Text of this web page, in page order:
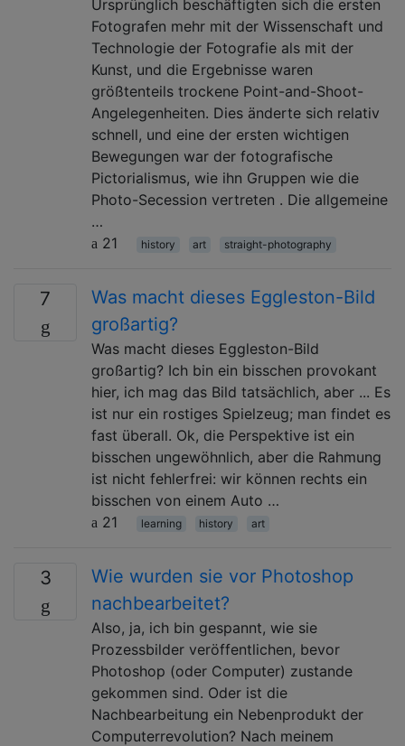
Ursprünglich beschäftigten sich die ersten
Fotografen mehr mit der Wissenschaft und
Technologie der Fotografie als mit der
Kunst, und die Ergebnisse waren
größtenteils trockene Point-and-Shoot-
Angelegenheiten. Dies änderte sich relativ
schnell, und eine der ersten wichtigen
Bewegungen war der fotografische
Pictorialismus, wie ihn Gruppen wie die
Photo-Secession vertreten . Die allgemeine
…
21
history art straight-photography
7
Was macht dieses Eggleston-Bild
großartig?
Was macht dieses Eggleston-Bild
großartig? Ich bin ein bisschen provokant
hier, ich mag das Bild tatsächlich, aber ... Es
ist nur ein rostiges Spielzeug; man findet es
fast überall. Ok, die Perspektive ist ein
bisschen ungewöhnlich, aber die Rahmung
ist nicht fehlerfrei: wir können rechts ein
bisschen von einem Auto …
21
learning history art
3
Wie wurden sie vor Photoshop
nachbearbeitet?
Also, ja, ich bin gespannt, wie sie
Prozessbilder veröffentlichen, bevor
Photoshop (oder Computer) zustande
gekommen sind. Oder ist die
Nachbearbeitung ein Nebenprodukt der
Computerrevolution? Nach meinem